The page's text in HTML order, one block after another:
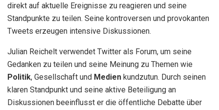
direkt auf aktuelle Ereignisse zu reagieren und seine
Standpunkte zu teilen. Seine kontroversen und provokanten
Tweets erzeugen intensive Diskussionen.
Julian Reichelt verwendet Twitter als Forum, um seine
Gedanken zu teilen und seine Meinung zu Themen wie
Politik, Gesellschaft und Medien kundzutun. Durch seinen
klaren Standpunkt und seine aktive Beteiligung an
Diskussionen beeinflusst er die öffentliche Debatte über